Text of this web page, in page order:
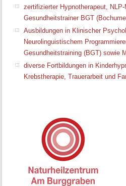
zertifizierter Hypnotherapeut,
Gesundheitstrainer BGT
Ausbildungen in Klinischer
Neurolinguistischem
Gesundheitstraining (BGT) sowie
diverse Fortbildungen in
Krebstherapie, Trauerarbeit und